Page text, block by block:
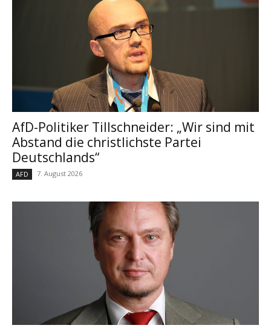
AfD-Politiker Tillschneider: „Wir sind mit
Abstand die christlichste Partei
Deutschlands“
AFD 7. August 2026